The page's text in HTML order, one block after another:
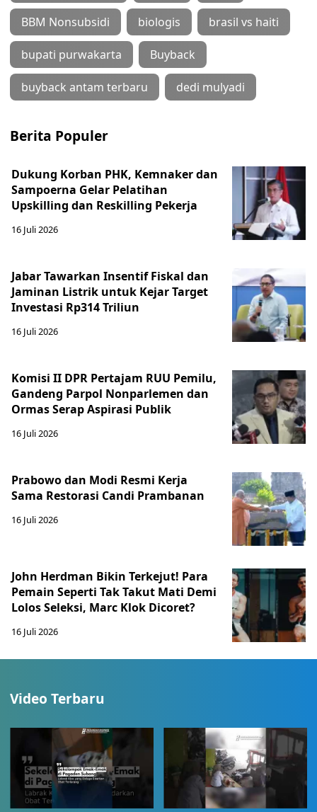
BBM Nonsubsidi biologis brasil vs haiti
bupati purwakarta Buyback
buyback antam terbaru dedi mulyadi
Berita Populer
Dukung Korban PHK, Kemnaker dan
Sampoerna Gelar Pelatihan
Upskilling dan Reskilling Pekerja
16 Juli 2026
Jabar Tawarkan Insentif Fiskal dan
Jaminan Listrik untuk Kejar Target
Investasi Rp314 Triliun
16 Juli 2026
Komisi II DPR Pertajam RUU Pemilu,
Gandeng Parpol Nonparlemen dan
Ormas Serap Aspirasi Publik
16 Juli 2026
Prabowo dan Modi Resmi Kerja
Sama Restorasi Candi Prambanan
16 Juli 2026
John Herdman Bikin Terkejut! Para
Pemain Seperti Tak Takut Mati Demi
Lolos Seleksi, Marc Klok Dicoret?
16 Juli 2026
Video Terbaru